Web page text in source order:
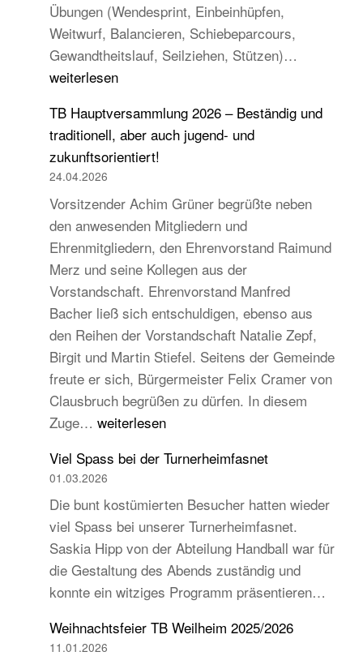
Übungen (Wendesprint, Einbeinhüpfen,
Weitwurf, Balancieren, Schiebeparcours,
Gewandtheitslauf, Seilziehen, Stützen)…
beim
des
weiterlesen
TB Hauptversammlung 2026 – Beständig und
traditionell, aber auch jugend- und
zukunftsorientiert!
24.04.2026
Vorsitzender Achim Grüner begrüßte neben
den anwesenden Mitgliedern und
Ehrenmitgliedern, den Ehrenvorstand Raimund
Merz und seine Kollegen aus der
Vorstandschaft. Ehrenvorstand Manfred
Bacher ließ sich entschuldigen, ebenso aus
den Reihen der Vorstandschaft Natalie Zepf,
Birgit und Martin Stiefel. Seitens der Gemeinde
freute er sich, Bürgermeister Felix Cramer von
Clausbruch begrüßen zu dürfen. In diesem
Zuge… TB
2026
–
Beständig
und
traditionell,
aber
auch
jugend-
und
weiterlesen
Viel Spass bei der Turnerheimfasnet
01.03.2026
Die bunt kostümierten Besucher hatten wieder
viel Spass bei unserer Turnerheimfasnet.
Saskia Hipp von der Abteilung Handball war für
die Gestaltung des Abends zuständig und
konnte ein witziges Programm präsentieren…
Weihnachtsfeier TB Weilheim 2025/2026
11.01.2026